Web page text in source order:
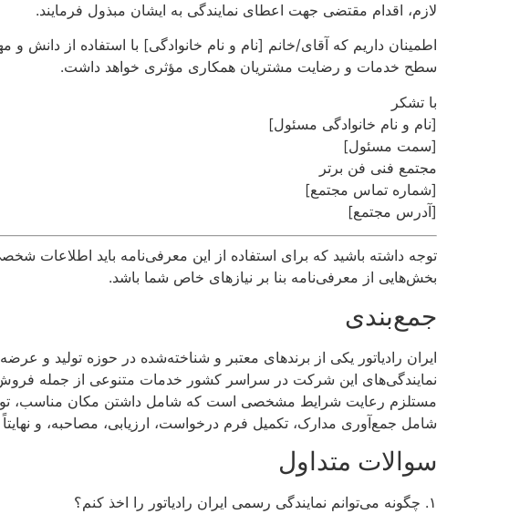
لازم، اقدام مقتضی جهت اعطای نمایندگی به ایشان مبذول فرمایند.
اطمینان داریم که آقای/خانم [نام و نام خانوادگی] با استفاده از دانش
سطح خدمات و رضایت مشتریان همکاری مؤثری خواهد داشت.
با تشکر
[نام و نام خانوادگی مسئول]
[سمت مسئول]
مجتمع فنی فن برتر
[شماره تماس مجتمع]
[آدرس مجتمع]
توجه داشته باشید که برای استفاده از این معرفی‌نامه باید اطلاعات
بخش‌هایی از معرفی‌نامه بنا بر نیازهای خاص شما باشد.
جمع‌بندی
ایران رادیاتور یکی از برندهای معتبر و شناخته‌شده در حوزه تولید و
نمایندگی‌های این شرکت در سراسر کشور خدمات متنوعی از جمله
مستلزم رعایت شرایط مشخصی است که شامل داشتن مکان مناسب، توان
شامل جمع‌آوری مدارک، تکمیل فرم درخواست، ارزیابی، مصاحبه، و
سوالات متداول
۱. چگونه می‌توانم نمایندگی رسمی ایران رادیاتور را اخذ کنم؟